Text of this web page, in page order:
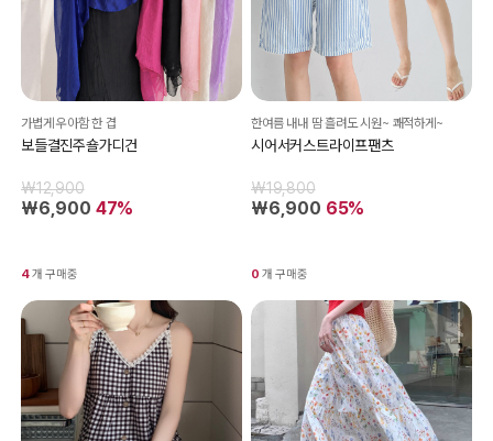
가볍게 우아함 한 겹
보들결진주숄가디건
₩12,900
₩6,900 47%
4개 구매중
한여름 내내 땀 흘려도 시원~ 쾌적하게~
시어서커스트라이프팬츠
₩19,800
₩6,900 65%
0 개 구매중